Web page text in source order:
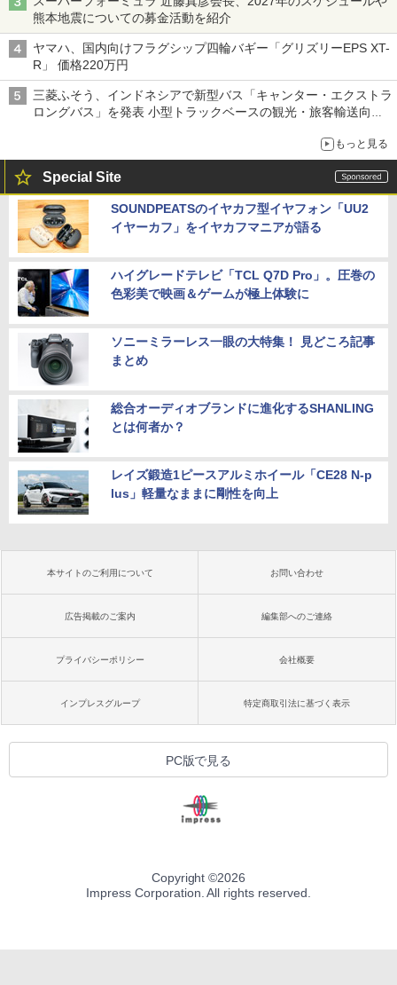
熊本地震についての募金活動を紹介
ヤマハ、国内向けフラグシップ四輪バギー「グリズリーEPS XT-
R」 価格220万円
三菱ふそう、インドネシアで新型バス「キャンター・エクストラ
ロングバス」を発表 小型トラックベースの観光・旅客輸送向け
もっと見る
Special Site
SOUNDPEATSのイヤカフ型イヤフォン「UU2
イヤーカフ」をイヤカフマニアが語る
ハイグレードテレビ「TCL Q7D Pro」。圧巻の
色彩美で映画＆ゲームが極上体験に
ソニーミラーレス一眼の大特集！ 見どころ記事
まとめ
総合オーディオブランドに進化するSHANLING
とは何者か？
レイズ鍛造1ピースアルミホイール「CE28 N-p
lus」軽量なままに剛性を向上
本サイトのご利用について お問い合わせ
広告掲載のご案内 編集部へのご連絡
プライバシーポリシー 会社概要
インプレスグループ 特定商取引法に基づく表示
PC版で見る
Copyright ©2026
Impress Corporation. All rights reserved.